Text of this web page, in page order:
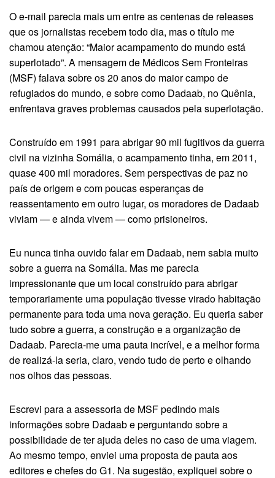
O e-mail parecia mais um entre as centenas de releases
que os jornalistas recebem todo dia, mas o título me
chamou atenção: “Maior acampamento do mundo está
superlotado”. A mensagem de Médicos Sem Fronteiras
(MSF) falava sobre os 20 anos do maior campo de
refugiados do mundo, e sobre como Dadaab, no Quênia,
enfrentava graves problemas causados pela superlotação.
Construído em 1991 para abrigar 90 mil fugitivos da guerra
civil na vizinha Somália, o acampamento tinha, em 2011,
quase 400 mil moradores. Sem perspectivas de paz no
país de origem e com poucas esperanças de
reassentamento em outro lugar, os moradores de Dadaab
viviam — e ainda vivem — como prisioneiros.
Eu nunca tinha ouvido falar em Dadaab, nem sabia muito
sobre a guerra na Somália. Mas me parecia
impressionante que um local construído para abrigar
temporariamente uma população tivesse virado habitação
permanente para toda uma nova geração. Eu queria saber
tudo sobre a guerra, a construção e a organização de
Dadaab. Parecia-me uma pauta incrível, e a melhor forma
de realizá-la seria, claro, vendo tudo de perto e olhando
nos olhos das pessoas.
Escrevi para a assessoria de MSF pedindo mais
informações sobre Dadaab e perguntando sobre a
possibilidade de ter ajuda deles no caso de uma viagem.
Ao mesmo tempo, enviei uma proposta de pauta aos
editores e chefes do G1. Na sugestão, expliquei sobre o